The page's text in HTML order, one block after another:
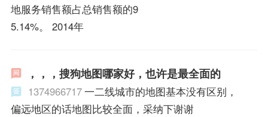
地服务销售额占总销售额的9
5.14%。 2014年
，，，搜狗地图哪家好，也许是最全面的
1374966717一二线城市的地图基本没有区别，
偏远地区的话地图比较全面，采纳下谢谢